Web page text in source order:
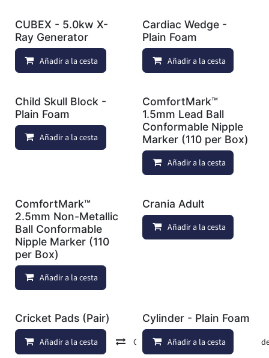
CUBEX - 5.0kw X-
Ray Generator
Añadir a la cesta Añadir a lista de deseos
Cardiac Wedge -
Plain Foam
Añadir a la cesta
Child Skull Block -
Plain Foam
Añadir a la cesta Añadir a lista de deseos
ComfortMark™
1.5mm Lead Ball
Conformable Nipple
Marker (110 per Box)
Añadir a la cesta
ComfortMark™
2.5mm Non-Metallic
Ball Conformable
Nipple Marker (110
per Box)
Añadir a la cesta
Crania Adult
Añadir a la cesta
Cricket Pads (Pair)
Añadir a la cesta Comparar Añadir a lista de
Cylinder - Plain Foam
Añadir a la cesta